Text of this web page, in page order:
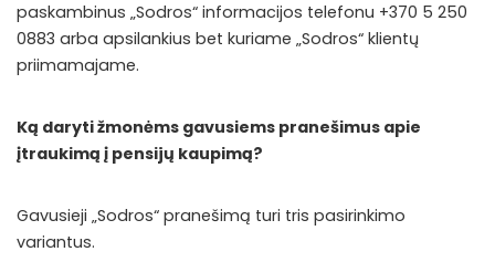
paskambinus „Sodros“ informacijos telefonu +370 5 250
0883 arba apsilankius bet kuriame „Sodros“ klientų
priimamajame.
Ką daryti žmonėms gavusiems pranešimus apie
įtraukimą į pensijų kaupimą?
Gavusieji „Sodros“ pranešimą turi tris pasirinkimo
variantus.